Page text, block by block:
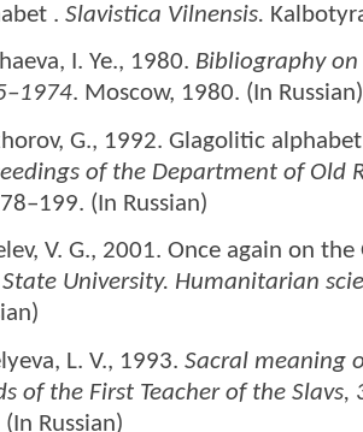
. Slavistica Vilnensis.
I. Ye., 1980. Bibliography
. Moscow, 1980. (In Russian)
G., 1992. Glagolitic
of the Department of Old
(In Russian)
V. G., 2001. Once again on
State University. Humanitarian
L. V., 1993. Sacral meaning
of the First Teacher of the Slavs,
Russian)